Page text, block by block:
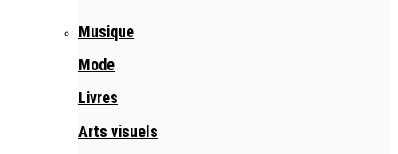
Musique
Mode
Livres
Arts visuels